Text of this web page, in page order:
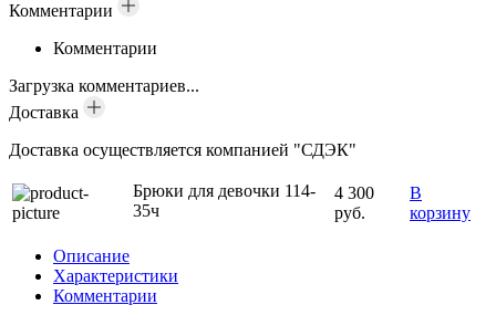
Комментарии
Комментарии
Загрузка комментариев...
Доставка
Доставка осуществляется компанией "СДЭК"
Брюки для девочки 114-
35ч
4 300
руб.
В
корзину
Описание
Характеристики
Комментарии